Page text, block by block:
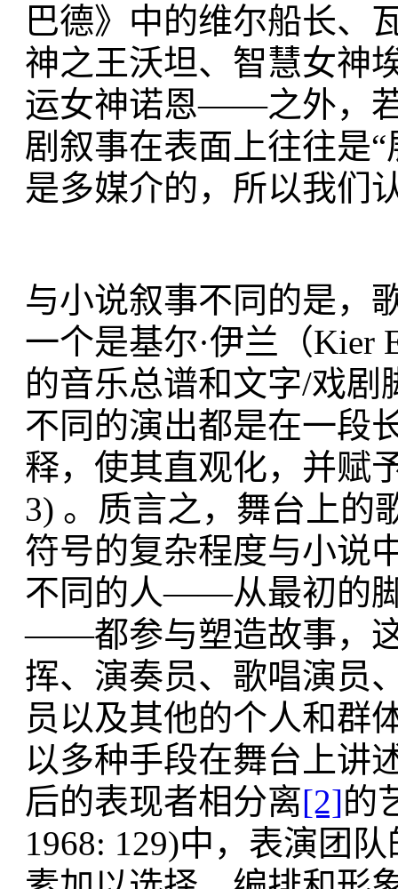
巴德》中的维尔船长、
神之王沃坦、智慧女神
运女神诺恩——之外，
剧叙事在表面上往往是
是多媒介的，所以我们
与小说叙事不同的是，
一个是基尔·伊兰（Kier
的音乐总谱和文字/戏
不同的演出都是在一段
释，使其直观化，并赋
3) 。质言之，舞台上的
符号的复杂程度与小说
不同的人——从最初的
——都参与塑造故事，
挥、演奏员、歌唱演员
员以及其他的个人和群
以多种手段在舞台上讲
后的表现者相分离[2]的
1968: 129)中，表演团